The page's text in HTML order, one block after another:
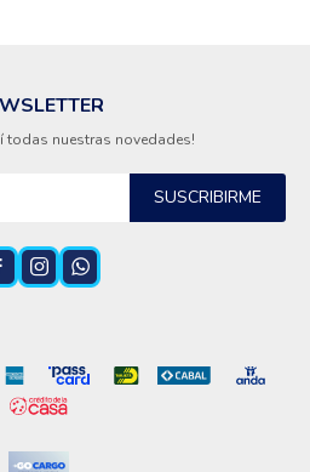
todas nuestras novedades!
SUSCRIBIRME
 